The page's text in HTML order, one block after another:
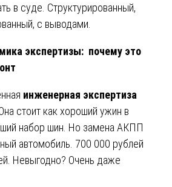
в суде. Структурированный,
с выводами.
экспертизы: почему это
инженерная экспертиза
стоит как хороший ужин в
набор шин. Но замена АКПП
автомобиль. 700 000 рублей
Невыгодно? Очень даже